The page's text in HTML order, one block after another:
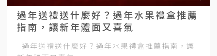
過年送禮送什麼好？過年水果禮盒推薦
指南，讓新年體面又喜氣
過年送禮送什麼好？過年水果禮盒推薦指南，讓